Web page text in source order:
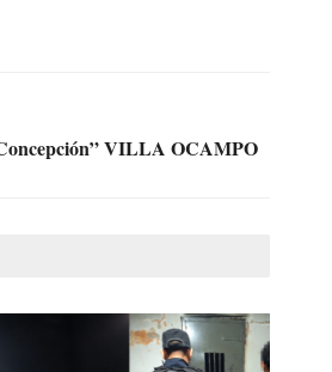
VILLA OCAMPO